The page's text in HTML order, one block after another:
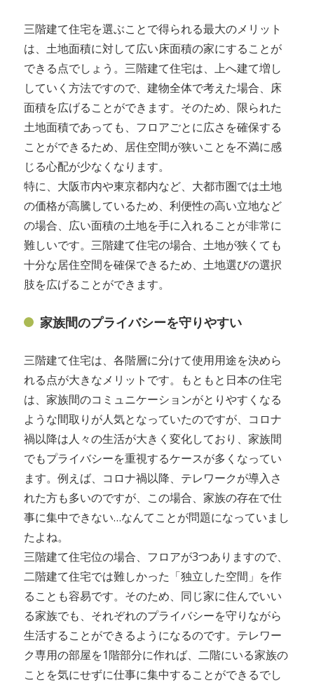
三階建て住宅を選ぶことで得られる最大のメリット
は、土地面積に対して広い床面積の家にすることが
できる点でしょう。三階建て住宅は、上へ建て増し
していく方法ですので、建物全体で考えた場合、床
面積を広げることができます。そのため、限られた
土地面積であっても、フロアごとに広さを確保する
ことができるため、居住空間が狭いことを不満に感
じる心配が少なくなります。
特に、大阪市内や東京都内など、大都市圏では土地
の価格が高騰しているため、利便性の高い立地など
の場合、広い面積の土地を手に入れることが非常に
難しいです。三階建て住宅の場合、土地が狭くても
十分な居住空間を確保できるため、土地選びの選択
肢を広げることができます。
家族間のプライバシーを守りやすい
三階建て住宅は、各階層に分けて使用用途を決めら
れる点が大きなメリットです。もともと日本の住宅
は、家族間のコミュニケーションがとりやすくなる
ような間取りが人気となっていたのですが、コロナ
禍以降は人々の生活が大きく変化しており、家族間
でもプライバシーを重視するケースが多くなってい
ます。例えば、コロナ禍以降、テレワークが導入さ
れた方も多いのですが、この場合、家族の存在で仕
事に集中できない…なんてことが問題になっていまし
たよね。
三階建て住宅位の場合、フロアが3つありますので、
二階建て住宅では難しかった「独立した空間」を作
ることも容易です。そのため、同じ家に住んでいい
る家族でも、それぞれのプライバシーを守りながら
生活することができるようになるのです。テレワー
ク専用の部屋を1階部分に作れば、二階にいる家族の
ことを気にせずに仕事に集中することができるでし